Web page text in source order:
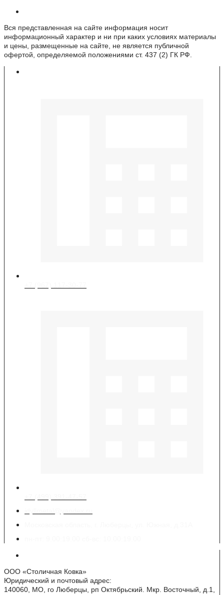
Вся представленная на сайте информация носит
информационный характер и ни при каких условиях материалы
и цены, размещенные на сайте, не является публичной
офертой, определяемой положениями ст. 437 (2) ГК РФ.
ООО «Столичная Ковка»
Юридический и почтовый адрес:
140060, МО, го Люберцы, рп Октябрьский. Мкр. Восточный, д.1,